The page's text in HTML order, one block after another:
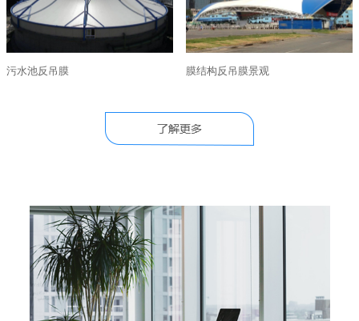
污水池反吊膜 膜结构反吊膜景观